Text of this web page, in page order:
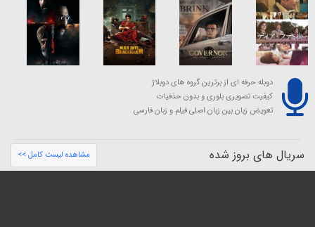
دوبله حرفه ای از برترین گروه های دوبلاژ
کیفیت تصویری بلوری و بدون حذفیات
تعویض زبان بین زبان اصلی فیلم و زبان فارسی
سریال های بروز شده مشاهده لیست کامل >>